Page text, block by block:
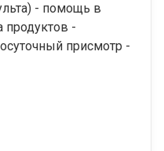
- помощь в
-
присмотр -